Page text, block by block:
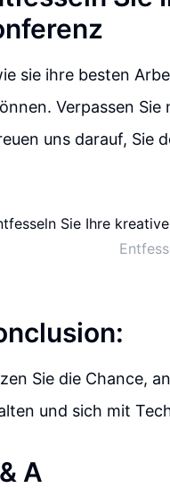
sie ihre besten
Verpassen
uns darauf, Sie
Sie die Chance,
und sich mit
A